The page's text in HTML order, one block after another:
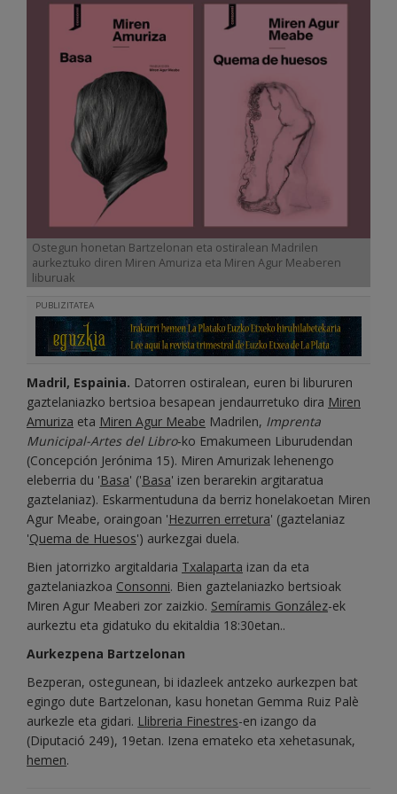
Ostegun honetan Bartzelonan eta ostiralean Madrilen
aurkeztuko diren Miren Amuriza eta Miren Agur Meaberen
liburuak
PUBLIZITATEA
Madril, Espainia. Datorren ostiralean, euren bi libururen
gaztelaniazko bertsioa besapean jendaurretuko dira Miren
Amuriza eta Miren Agur Meabe Madrilen, Imprenta
Municipal-Artes del Libro-ko Emakumeen Liburudendan
(Concepción Jerónima 15). Miren Amurizak lehenengo
eleberria du 'Basa' ('Basa' izen berarekin argitaratua
gaztelaniaz). Eskarmentuduna da berriz honelakoetan Miren
Agur Meabe, oraingoan 'Hezurren erretura' (gaztelaniaz
'Quema de Huesos') aurkezgai duela.
Bien jatorrizko argitaldaria Txalaparta izan da eta
gaztelaniazkoa Consonni. Bien gaztelaniazko bertsioak
Miren Agur Meaberi zor zaizkio. Semíramis González-ek
aurkeztu eta gidatuko du ekitaldia 18:30etan..
Aurkezpena Bartzelonan
Bezperan, ostegunean, bi idazleek antzeko aurkezpen bat
egingo dute Bartzelonan, kasu honetan Gemma Ruiz Palè
aurkezle eta gidari. Llibreria Finestres-en izango da
(Diputació 249), 19etan. Izena emateko eta xehetasunak,
hemen.